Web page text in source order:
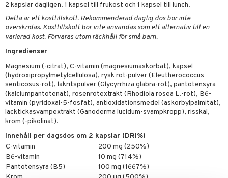
2 kapslar dagligen. 1 kapsel till frukost och 1 kapsel till lunch.
Detta är ett kosttillskott. Rekommenderad daglig dos bör inte
överskridas. Kosttillskott bör inte användas som ett alternativ till en
varierad kost. Förvaras utom räckhåll för små barn.
Ingredienser
Magnesium (-citrat), C-vitamin (magnesiumaskorbat), kapsel
(hydroxipropylmetylcellulosa), rysk rot-pulver (Eleutherococcus
senticosus-rot), lakritspulver (Glycyrrhiza glabra-rot), pantotensyra
(kalciumpantotenat), rosenrotextrakt (Rhodiola rosea L.-rot), B6-
vitamin (pyridoxal-5-fosfat), antioxidationsmedel (askorbylpalmitat),
lacktickasvampextrakt (Ganoderma lucidum-svampkropp), risskal,
krom (-pikolinat).
Innehåll per dagsdos om 2 kapslar (DRI%)
C-vitamin
200 mg (250%)
B6-vitamin
10 mg (714%)
Pantotensyra (B5)
100 mg (1667%)
dusch & tvål
oljor
utan sol